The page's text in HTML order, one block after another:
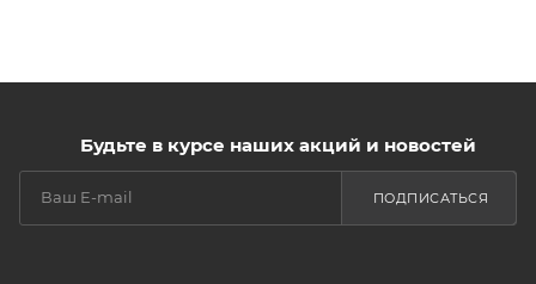
Будьте в курсе наших акций и новостей
ПОДПИСАТЬСЯ